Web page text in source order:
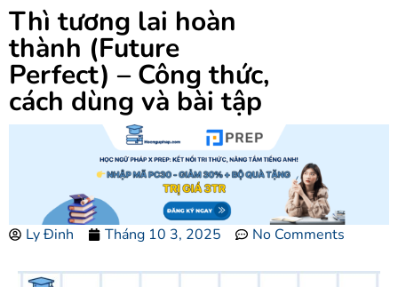
Thì tương lai hoàn
thành (Future
Perfect) – Công thức,
cách dùng và bài tập
Ly Đinh Tháng 10 3, 2025 No Comments